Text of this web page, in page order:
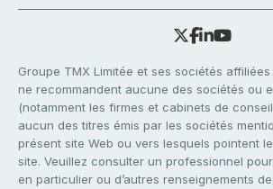
Groupe TMX Limitée et ses sociétés
ne recommandent aucune des sociétés ou
(notamment les firmes et cabinets de
aucun des titres émis par les sociétés
présent site Web ou vers lesquels pointent
site. Veuillez consulter un professionnel
en particulier ou d’autres renseignements de